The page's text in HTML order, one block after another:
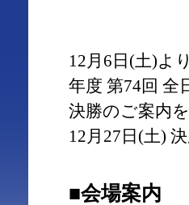
12月6日(土)よ
年度 第74回 全
決勝のご案内
12月27日(土)
■会場案内